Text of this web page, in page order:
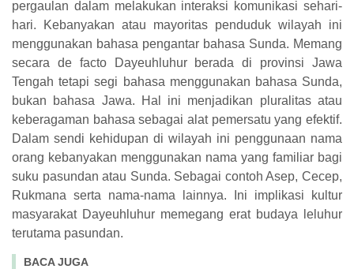
pergaulan dalam melakukan interaksi komunikasi sehari-
hari. Kebanyakan atau mayoritas penduduk wilayah ini
menggunakan bahasa pengantar bahasa Sunda. Memang
secara de facto Dayeuhluhur berada di provinsi Jawa
Tengah tetapi segi bahasa menggunakan bahasa Sunda,
bukan bahasa Jawa. Hal ini menjadikan pluralitas atau
keberagaman bahasa sebagai alat pemersatu yang efektif.
Dalam sendi kehidupan di wilayah ini penggunaan nama
orang kebanyakan menggunakan nama yang familiar bagi
suku pasundan atau Sunda. Sebagai contoh Asep, Cecep,
Rukmana serta nama-nama lainnya. Ini implikasi kultur
masyarakat Dayeuhluhur memegang erat budaya leluhur
terutama pasundan.
BACA JUGA